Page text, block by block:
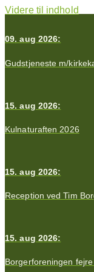
Videre til indhold
09. aug 2026:
Gudstjeneste m/
15. aug 2026:
Kulnaturaften 2026
15. aug 2026:
Reception ved Tim
15. aug 2026:
Borgerforeningen